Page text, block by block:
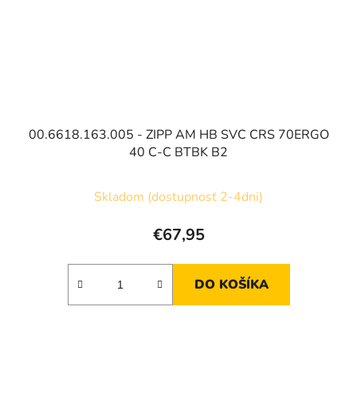
00.6618.163.005 - ZIPP AM HB SVC CRS 70ERGO
40 C-C BTBK B2
Skladom (dostupnosť 2-4dni)
€67,95
DO KOŠÍKA